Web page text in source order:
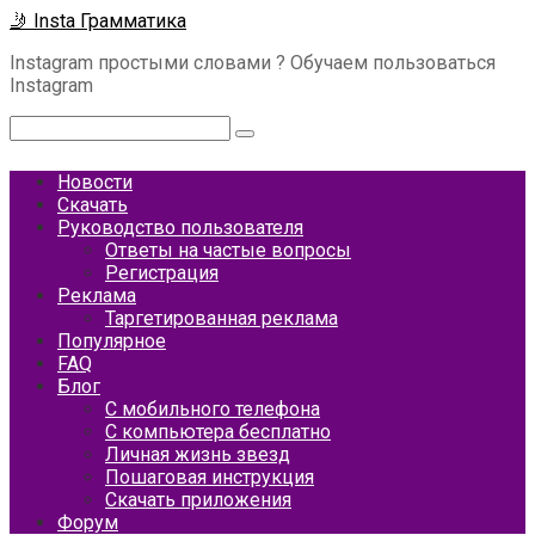
Перейти
контенту
🤳 Insta Грамматика
Instagram простыми словами ? Обучаем пользоваться
Instagram
Новости
Скачать
Руководство пользователя
Ответы на частые вопросы
Регистрация
Реклама
Таргетированная реклама
Популярное
FAQ
Блог
С мобильного телефона
С компьютера бесплатно
Личная жизнь звезд
Пошаговая инструкция
Скачать приложения
Форум